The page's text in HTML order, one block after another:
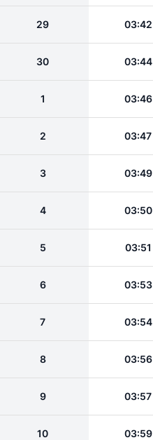
29 03:42
30 03:44
1 03:46
2 03:47
3 03:49
4 03:50
5 03:51
6 03:53
7 03:54
8 03:56
9 03:57
10 03:59